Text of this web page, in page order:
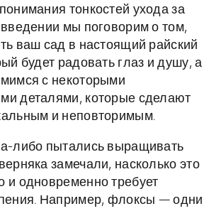
тонкостей ухода за
мы поговорим о том,
ваш сад в настоящий райский
будет радовать глаз и душу, а
с некоторыми
деталями, которые сделают
и неповторимым.
либо пытались выращивать
замечали, насколько это
и одновременно требует
Например, флоксы — одни